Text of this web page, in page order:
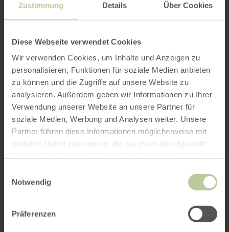
Zustimmung Details Über Cookies
Diese Webseite verwendet Cookies
Wir verwenden Cookies, um Inhalte und Anzeigen zu
personalisieren, Funktionen für soziale Medien anbieten
zu können und die Zugriffe auf unsere Website zu
analysieren. Außerdem geben wir Informationen zu Ihrer
Verwendung unserer Website an unsere Partner für
soziale Medien, Werbung und Analysen weiter. Unsere
Partner führen diese Informationen möglicherweise mit
weiteren Daten zusammen, die Sie ihnen bereitgestellt
Notwendig
Präferenzen